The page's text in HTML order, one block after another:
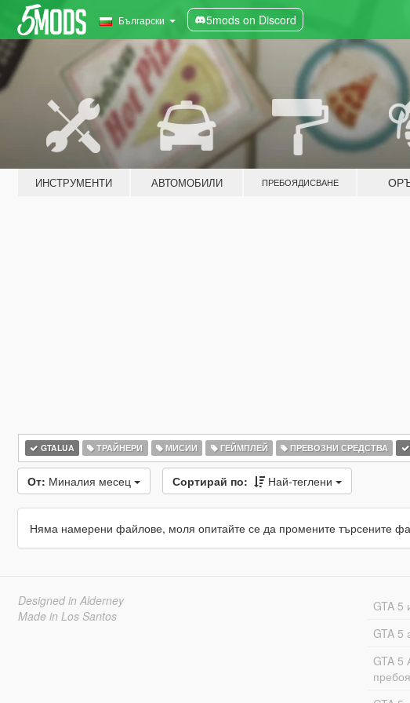
Български 5mods on Discord
ИНСТРУМЕНТИ АВТОМОБИЛИ ПРЕБОЯДИСВАНЕ
GTALUA ТРАЙНЕРИ МИСИИ ГЕЙМПЛЕЙ ПРЕВОЗНИ СРЕДСТВА
От: Миналия месец Сортирай по: Най-теглени
Няма намерени файлове, моля опитайте се да промените търсените
Designed in Alderney
Made in Los Santos
GTA 5
GTA 5
GTA 5